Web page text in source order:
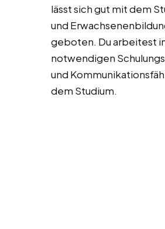
lässt sich gut mit dem
und
geboten. Du arbeitest
notwendigen
und
dem Studium.